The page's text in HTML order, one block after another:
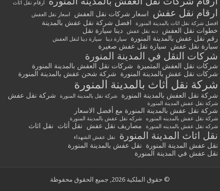
ارقام نقل اثاث
ارقام نقل عفش اسعار شركات نقل العفش
اسعار نقل العفش
افضل شركة نقل اثاث بالمدينة المنورة
افضل شركة نقل عفش بالمدينة
خطوات نقل العفش
دنه نقل عفش
دينا سيارة نقل
رقم نقل عفش بالمدينة المنورة
سيارة دينا سيارة دينا لنقل العفش
سيارة نقل عفش سيارة نقل عفش صغيرة
شركات النقل في المدينة المنورة
شركات نقل العفش المتميزة
شركات نقل العفش بالمدينة المنورة
شركات نقل عفش بالمدينة المنورة
شركة شحن عفش بالمدينة المنورة
شركة نقل أثاث بالمدينة المنورة
شركة نقل العفش بالمدينة المنورة شركة نقل بالمدينة المنورة شركة نقل عفش
شركة نقل عفش المدينة المنورة
شركة نقل عفش بالمدينة المنورة مع أفضل الاسعار
شركة نقل عفش بالمدينه المنوره
شركه نقل عفش بالمدينة المنورة
شركه نقل عفش بالمدينه المنورة
مصاريف نقل عفش نقل أثاث نقل اثاث
نقل اثاث المدينة المنورة نقل عفش الشهداء
نقل عفش المدينة المنورة
نقل عفش بالمدينة المنورة
نقل عفش في المدينة المنورة
© حقوق الملكية 2026, جميع الحقوق محفوظة